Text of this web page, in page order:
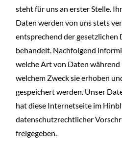
steht für uns an erster Stelle.
Daten werden von uns stets
entsprechend der
behandelt. Nachfolgend
welche Art von Daten während
welchem Zweck sie erhoben
gespeichert werden. Unser
hat diese Internetseite im
datenschutzrechtlicher
freigegeben.